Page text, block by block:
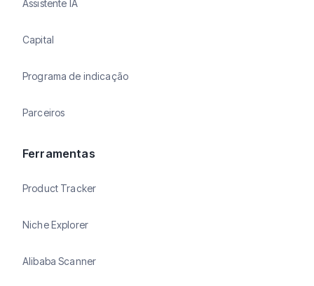
Assistente IA
Capital
Programa de indicação
Parceiros
Ferramentas
Product Tracker
Niche Explorer
Alibaba Scanner